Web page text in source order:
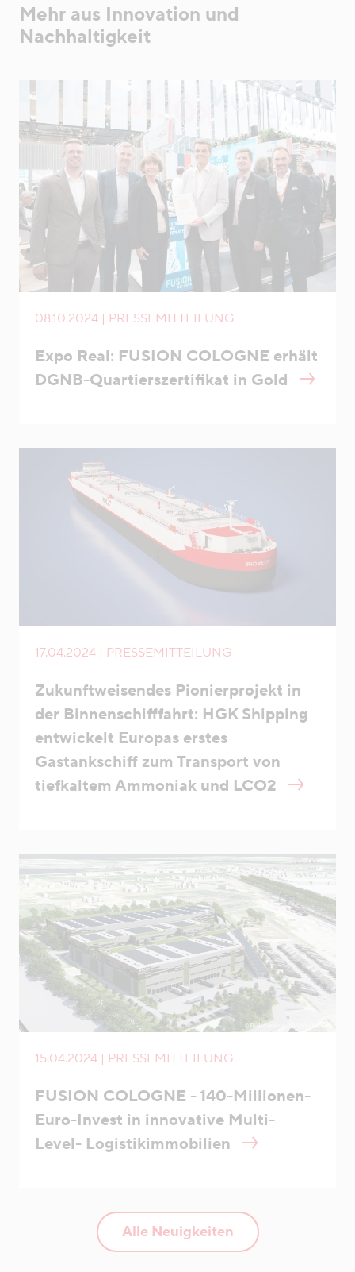
Mehr aus Innovation und
Nachhaltigkeit
08.10.2024 | PRESSEMITTEILUNG
Expo Real: FUSION COLOGNE erhält
DGNB-Quartierszertifikat in Gold
17.04.2024 | PRESSEMITTEILUNG
Zukunftweisendes Pionierprojekt in
der Binnenschifffahrt: HGK Shipping
entwickelt Europas erstes
Gastankschiff zum Transport von
tiefkaltem Ammoniak und LCO2
15.04.2024 | PRESSEMITTEILUNG
FUSION COLOGNE - 140-Millionen-
Euro-Invest in innovative Multi-
Level- Logistikimmobilien
Alle Neuigkeiten